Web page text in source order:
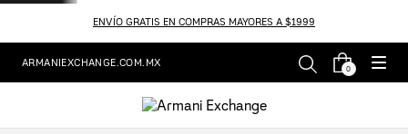
ENVÍO GRATIS EN COMPRAS MAYORES A $1999
ARMANIEXCHANGE.COM.MX 0